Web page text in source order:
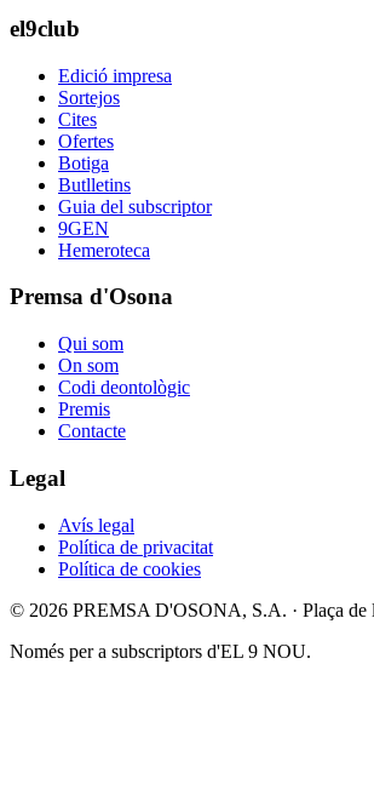
el9club
Edició impresa
Sortejos
Cites
Ofertes
Botiga
Butlletins
Guia del subscriptor
9GEN
Hemeroteca
Premsa d'Osona
Qui som
On som
Codi deontològic
Premis
Contacte
Legal
Avís legal
Política de privacitat
Política de cookies
© 2026 PREMSA D'OSONA, S.A. · Plaça de
Només per a subscriptors d'EL 9 NOU.